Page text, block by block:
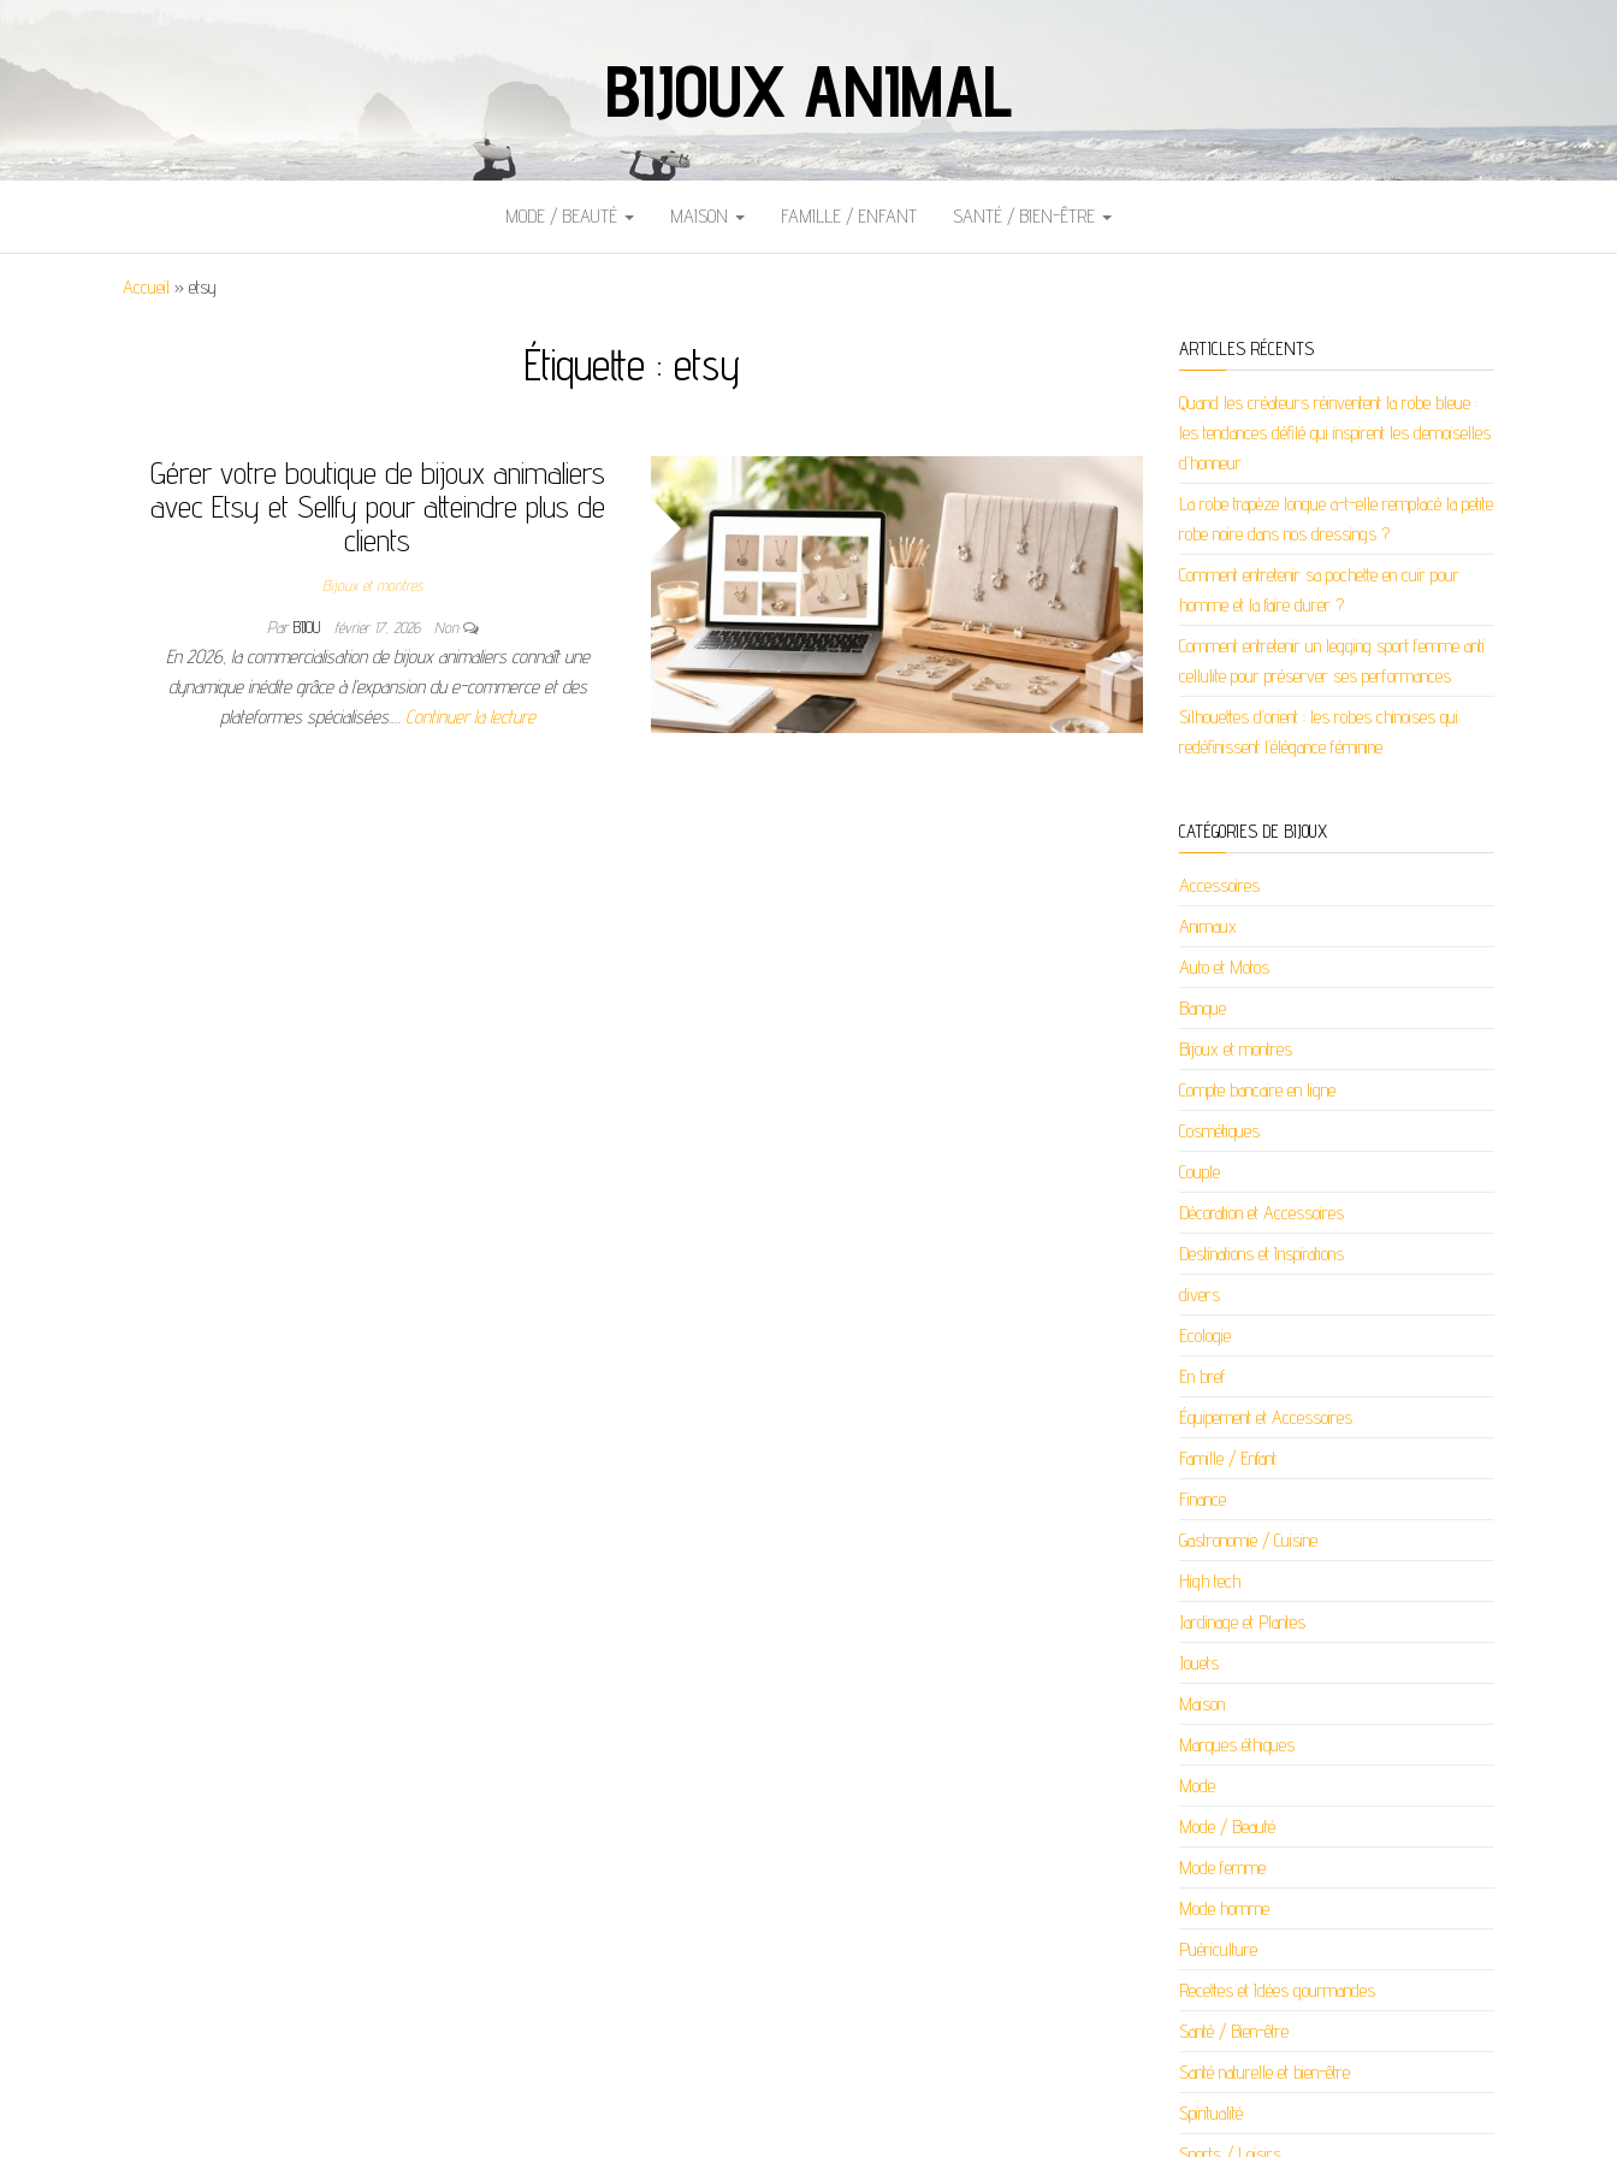
BIJOUX ANIMAL
MODE / BEAUTÉ MAISON FAMILLE / ENFANT SANTÉ / BIEN-ÊTRE
Accueil » etsy
Étiquette : etsy
Gérer votre boutique de bijoux animaliers
avec Etsy et Sellfy pour atteindre plus de
clients
Bijoux et montres
ParBIJOU février 17, 2026 Non
En 2026, la commercialisation de bijoux animaliers connaît une
dynamique inédite grâce à l’expansion du e-commerce et des
plateformes spécialisées.… Continuer la lecture
ARTICLES RÉCENTS
Quand les créateurs réinventent la robe bleue :
les tendances défilé qui inspirent les demoiselles
d’honneur
La robe trapèze longue a-t-elle remplacé la petite
robe noire dans nos dressings ?
Comment entretenir sa pochette en cuir pour
homme et la faire durer ?
Comment entretenir un legging sport femme anti
cellulite pour préserver ses performances
Silhouettes d’orient : les robes chinoises qui
redéfinissent l’élégance féminine
CATÉGORIES DE BIJOUX
Accessoires
Animaux
Auto et Motos
Banque
Bijoux et montres
Compte bancaire en ligne
Cosmétiques
Couple
Décoration et Accessoires
Destinations et Inspirations
divers
Ecologie
En bref
Équipement et Accessoires
Famille / Enfant
Finance
Gastronomie / Cuisine
High tech
Jardinage et Plantes
Jouets
Maison
Marques éthiques
Mode
Mode / Beauté
Mode femme
Mode homme
Puériculture
Recettes et Idées gourmandes
Santé / Bien-être
Santé naturelle et bien-être
Spiritualité